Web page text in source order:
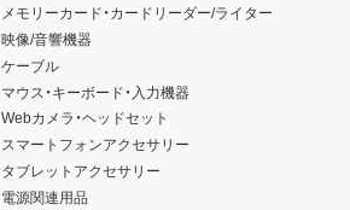
メモリーカード・カードリーダー/ライター
映像/音響機器
ケーブル
マウス・キーボード・入力機器
Webカメラ・ヘッドセット
スマートフォンアクセサリー
タブレットアクセサリー
電源関連用品